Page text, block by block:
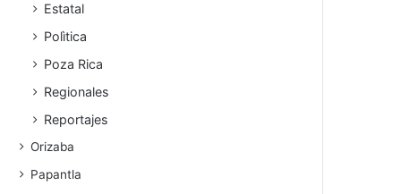
Estatal
Polìtica
Poza Rica
Regionales
Reportajes
Orizaba
Papantla